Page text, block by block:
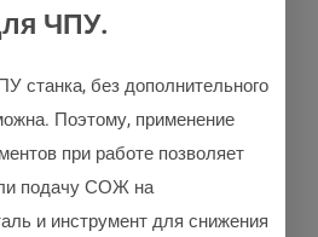
ЧПУ.
станка, без дополнительного
Поэтому, применение
при работе позволяет
подачу СОЖ на
и инструмент для снижения